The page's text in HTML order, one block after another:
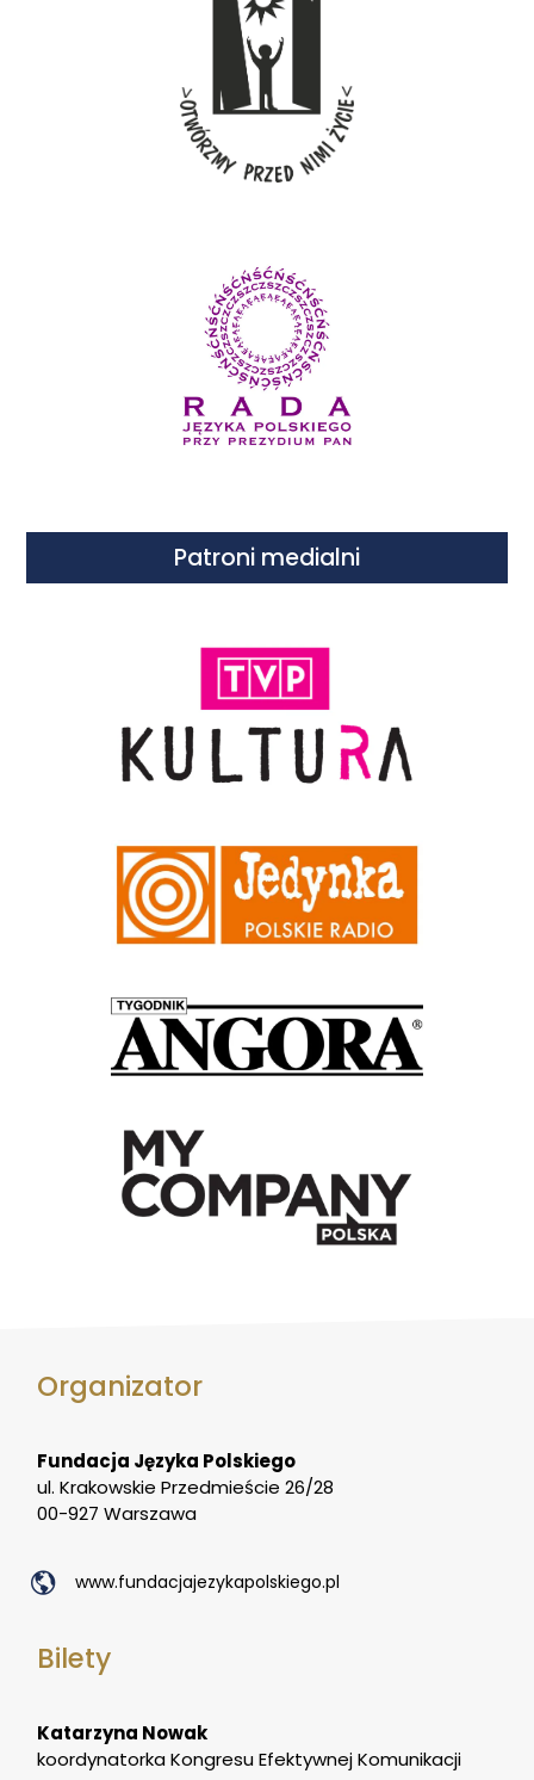
Patroni medialni
Organizator
Fundacja Języka Polskiego
ul. Krakowskie Przedmieście 26/28
00-927 Warszawa
www.fundacjajezykapolskiego.pl
Bilety
Katarzyna Nowak
koordynatorka Kongresu Efektywnej Komunikacji